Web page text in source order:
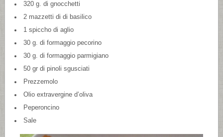
320 g. di gnocchetti
2 mazzetti di di basilico
1 spiccho di aglio
30 g. di formaggio pecorino
30 g. di formaggio parmigiano
50 gr di pinoli sgusciati
Prezzemolo
Olio extravergine d’oliva
Peperoncino
Sale